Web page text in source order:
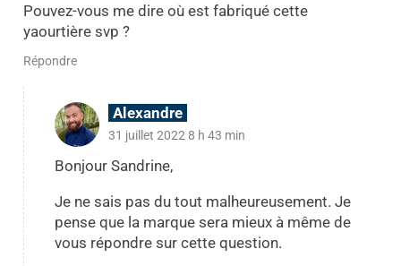
Pouvez-vous me dire où est fabriqué cette
yaourtière svp ?
Répondre
Alexandre
31 juillet 2022 8 h 43 min
Bonjour Sandrine,
Je ne sais pas du tout malheureusement. Je
pense que la marque sera mieux à même de
vous répondre sur cette question.